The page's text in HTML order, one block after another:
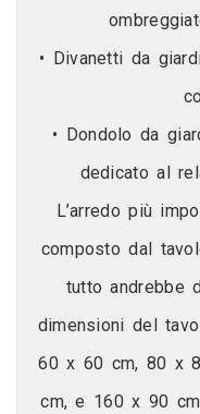
• Divanetti da
• Dondolo da
dedicato al
L’arredo più
composto dal
tutto andrebbe
dimensioni del
60 x 60 cm, 80 x
cm, e 160 x 90